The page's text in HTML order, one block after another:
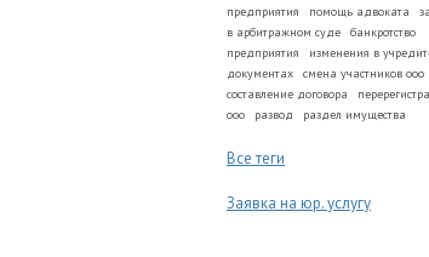
предприятия
помощь адвоката
в арбитражном суде
банкротство
предприятия
изменения в
документах
смена участников ооо
составление договора
ооо
развод раздел имущества
Все теги
Заявка на юр. услугу